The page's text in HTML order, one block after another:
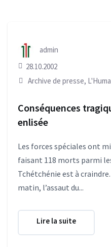
admin
28.10.2002
Archive de presse,
Conséquences
enlisée
Les forces spéciales ont
faisant 118 morts parmi
Tchétchénie est à
matin, l’assaut du...
Lire la suite